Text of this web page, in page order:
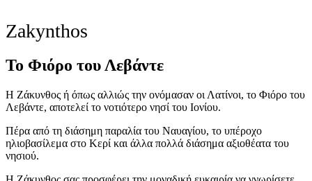
Zakynthos
Το Φιόρο του Λεβάντε
Η Ζάκυνθος ή όπως αλλιώς την ονόμασαν οι Λατίνοι, το Φιόρο του
Λεβάντε, αποτελεί το νοτιότερο νησί του Ιονίου.
Πέρα από τη διάσημη παραλία του Ναυαγίου, το υπέροχο
ηλιοβασίλεμα στο Κερί και άλλα πολλά διάσημα αξιοθέατα του
νησιού.